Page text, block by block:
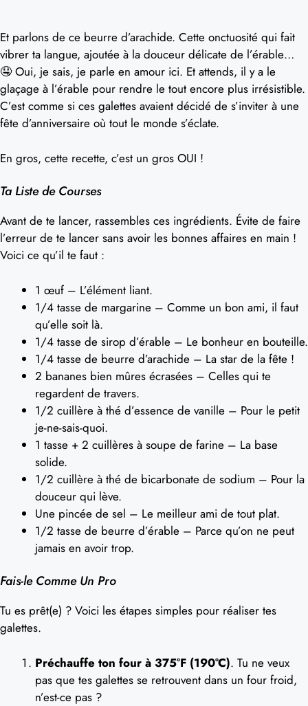
Et parlons de ce beurre d’arachide. Cette onctuosité qui fait
vibrer ta langue, ajoutée à la douceur délicate de l’érable…
🤤 Oui, je sais, je parle en amour ici. Et attends, il y a le
glaçage à l’érable pour rendre le tout encore plus irrésistible.
C’est comme si ces galettes avaient décidé de s’inviter à une
fête d’anniversaire où tout le monde s’éclate.
En gros, cette recette, c’est un gros OUI !
Ta Liste de Courses
Avant de te lancer, rassembles ces ingrédients. Évite de faire
l’erreur de te lancer sans avoir les bonnes affaires en main !
Voici ce qu’il te faut :
1 œuf – L’élément liant.
1/4 tasse de margarine – Comme un bon ami, il faut
qu’elle soit là.
1/4 tasse de sirop d’érable – Le bonheur en bouteille.
1/4 tasse de beurre d’arachide – La star de la fête !
2 bananes bien mûres écrasées – Celles qui te
regardent de travers.
1/2 cuillère à thé d’essence de vanille – Pour le petit
je-ne-sais-quoi.
1 tasse + 2 cuillères à soupe de farine – La base
solide.
1/2 cuillère à thé de bicarbonate de sodium – Pour la
douceur qui lève.
Une pincée de sel – Le meilleur ami de tout plat.
1/2 tasse de beurre d’érable – Parce qu’on ne peut
jamais en avoir trop.
Fais-le Comme Un Pro
Tu es prêt(e) ? Voici les étapes simples pour réaliser tes
galettes.
Préchauffe ton four à 375°F (190°C). Tu ne veux
pas que tes galettes se retrouvent dans un four froid,
n’est-ce pas ?